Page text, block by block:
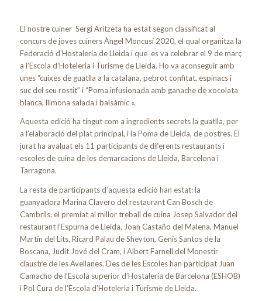
El nostre cuiner Sergi Aritzeta ha estat segon classificat al
concurs de joves cuiners Àngel Moncusí 2020, el qual organitza la
Federació d’Hostaleria de Lleida i que es va celebrar el 9 de març
a l’Escola d’Hoteleria i Turisme de Lleida. Ho va aconseguir amb
unes “cuixes de guatlla a la catalana, pebrot confitat, espinacs i
suc del seu rostit” i “Poma infusionada amb ganache de xocolata
blanca, llimona salada i balsàmic «.
Aquesta edició ha tingut com a ingredients secrets la guatlla, per
a l’elaboració del plat principal, i la Poma de Lleida, de postres. El
jurat ha avaluat els 11 participants de diferents restaurants i
escoles de cuina de les demarcacions de Lleida, Barcelona i
Tarragona.
La resta de participants d’aquesta edició han estat: la
guanyadora Marina Clavero del restaurant Can Bosch de
Cambrils, el premiat al millor treball de cuina Josep Salvador del
restaurant l’Espurna de Lleida, Joan Castaño del Malena, Manuel
Martín del Lits, Ricard Palau de Sheyton, Genís Santos de la
Boscana, Judit Jové del Cram, i Albert Farnell del Monestir
claustre de les Avellanes. Des de les Escoles han participat Juan
Camacho de l’Escola superior d’Hostaleria de Barcelona (ESHOB)
i Pol Cura de l’Escola d’Hoteleria i Turisme de Lleida.